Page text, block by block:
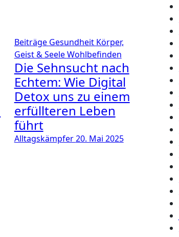
Beiträge Gesundheit Körper,
Geist & SeeleWohlbefinden
Die Sehnsucht nach
Echtem: Wie Digital
Detox uns zu einem
erfüllteren Leben
führt
Alltagskämpfer20. Mai 2025